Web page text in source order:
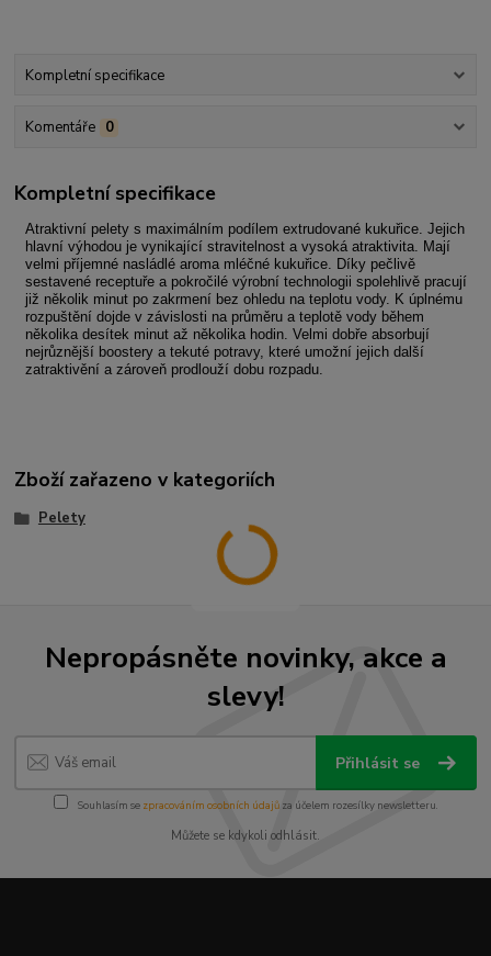
Kompletní specifikace
Komentáře 0
Kompletní specifikace
Atraktivní pelety s maximálním podílem extrudované kukuřice. Jejich
hlavní výhodou je vynikající stravitelnost a vysoká atraktivita. Mají
velmi příjemné nasládlé aroma mléčné kukuřice. Díky pečlivě
sestavené receptuře a pokročilé výrobní technologii spolehlivě pracují
již několik minut po zakrmení bez ohledu na teplotu vody. K úplnému
rozpuštění dojde v závislosti na průměru a teplotě vody během
několika desítek minut až několika hodin. Velmi dobře absorbují
nejrůznější boostery a tekuté potravy, které umožní jejich další
zatraktivění a zároveň prodlouží dobu rozpadu.
Zboží zařazeno v kategoriích
Pelety
Nepropásněte novinky, akce a
slevy!
Přihlásit se
Souhlasím se zpracováním osobních údajůza účelem rozesílky newsletteru.
Můžete se kdykoli odhlásit.